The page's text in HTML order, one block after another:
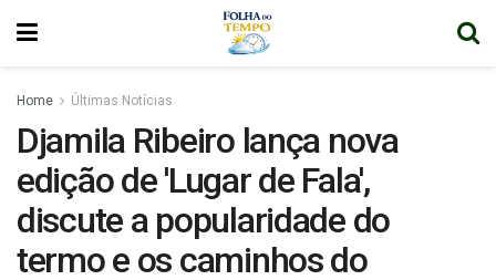
Home Últimas Notícias
Djamila Ribeiro lança nova
edição de 'Lugar de Fala',
discute a popularidade do
termo e os caminhos do